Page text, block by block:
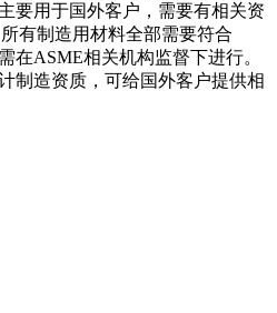
要用于国外客户，需要有相关资
有制造用材料全部需要符合
在ASME相关机构监督下进行。
制造资质，可给国外客户提供相